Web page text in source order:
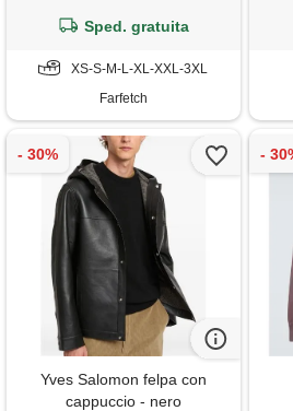
Sped. gratuita
XS-S-M-L-XL-XXL-3XL
Farfetch
Yves Salomon felpa con
cappuccio - nero